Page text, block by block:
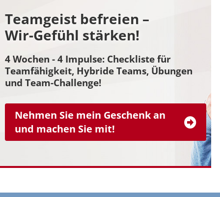
Teamgeist befreien –
Wir-Gefühl stärken!
4 Wochen - 4 Impulse: Checkliste für
Teamfähigkeit, Hybride Teams, Übungen
und Team-Challenge!
Nehmen Sie mein Geschenk an
und machen Sie mit!